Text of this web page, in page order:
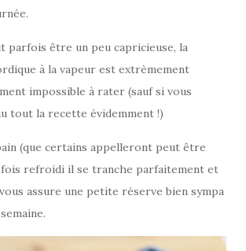
parfois être un peu capricieuse, la
à la vapeur est extrèmement
impossible à rater (sauf si vous
tout la recette évidemment !)
(que certains appelleront peut être
fois refroidi il se tranche parfaitement et
assure une petite réserve bien sympa